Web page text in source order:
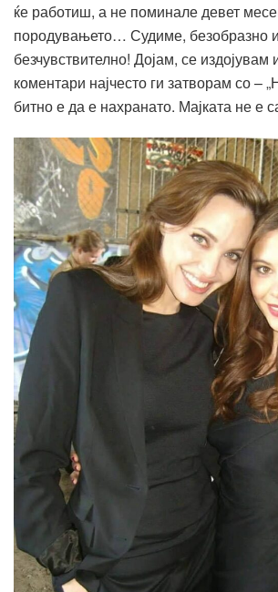
ќе работиш, а не поминале девет
породувањето… Судиме, безобразно и
безчувствително! Дојам, се издојувам
коментари најчесто ги затворам со –
битно е да е нахранато. Мајката не е